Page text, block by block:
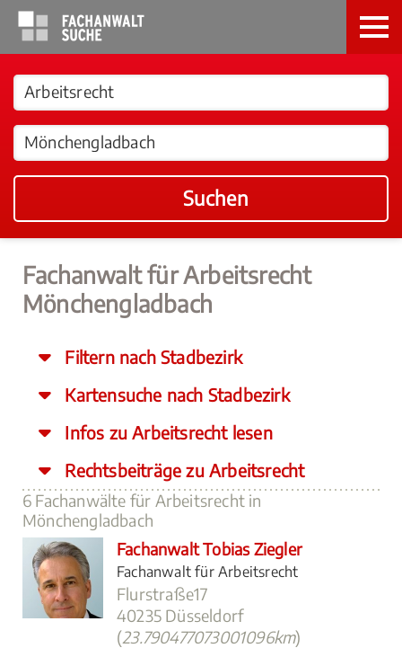
Suchen
Fachanwalt für Arbeitsrecht
Mönchengladbach
Filtern nach Stadbezirk
Kartensuche nach Stadbezirk
Infos zu Arbeitsrecht lesen
Rechtsbeiträge zu Arbeitsrecht
6 Fachanwälte für Arbeitsrecht in
Mönchengladbach
Fachanwalt Tobias Ziegler
Fachanwalt für Arbeitsrecht
Flurstraße17
40235 Düsseldorf
(23.790477073001096km)